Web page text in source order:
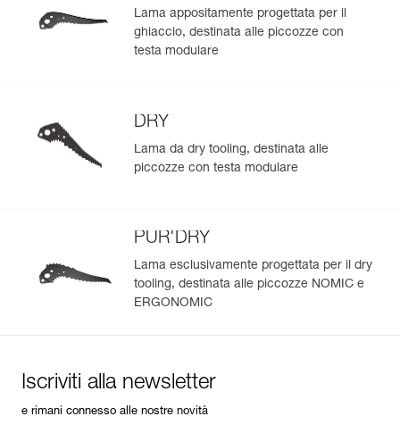
Lama appositamente progettata per il
ghiaccio, destinata alle piccozze con
testa modulare
DRY
Lama da dry tooling, destinata alle
piccozze con testa modulare
PUR'DRY
Lama esclusivamente progettata per il dry
tooling, destinata alle piccozze NOMIC e
ERGONOMIC
Iscriviti alla newsletter
e rimani connesso alle nostre novità